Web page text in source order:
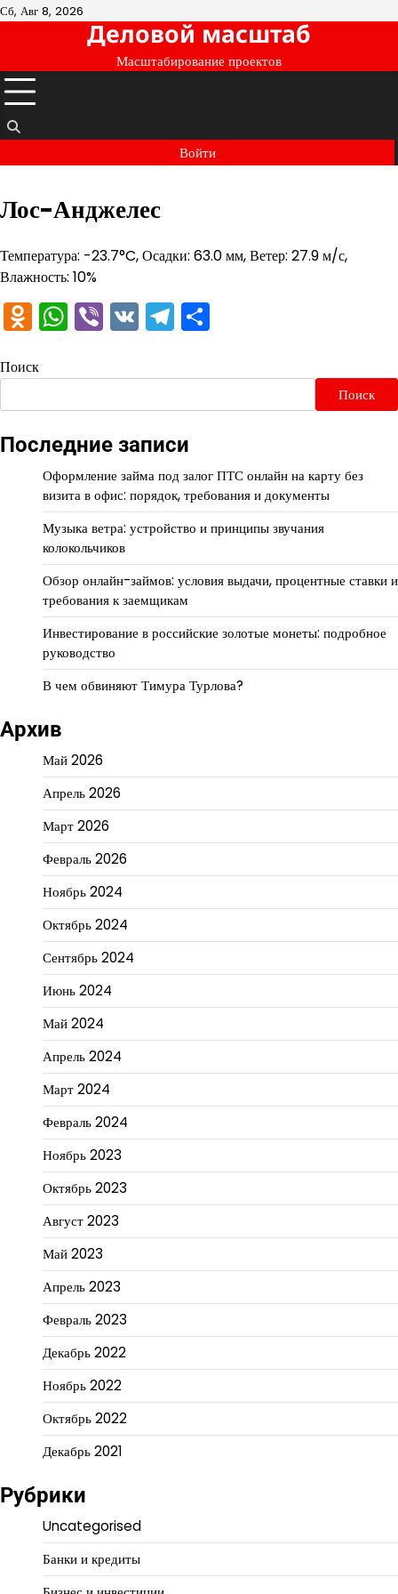
Перейти
Сб, Авг 8, 2026
Деловой масштаб
Масштабирование проектов
Войти
Лос-Анджелес
Температура: -23.7°C, Осадки: 63.0 мм, Ветер: 27.9 м/с,
Влажность: 10%
Odnoklassniki
WhatsApp
Viber
VKTelegram
Поиск
Поиск
Последние записи
Оформление займа под залог ПТС онлайн на карту без
визита в офис: порядок, требования и документы
Музыка ветра: устройство и принципы звучания
колокольчиков
Обзор онлайн-займов: условия выдачи, процентные ставки и
требования к заемщикам
Инвестирование в российские золотые монеты: подробное
руководство
В чем обвиняют Тимура Турлова?
Архив
Май 2026
Апрель 2026
Март 2026
Февраль 2026
Ноябрь 2024
Октябрь 2024
Сентябрь 2024
Июнь 2024
Май 2024
Апрель 2024
Март 2024
Февраль 2024
Ноябрь 2023
Октябрь 2023
Август 2023
Май 2023
Апрель 2023
Февраль 2023
Декабрь 2022
Ноябрь 2022
Октябрь 2022
Декабрь 2021
Рубрики
Uncategorised
Банки и кредиты